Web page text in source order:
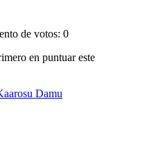
de votos: 0
en puntuar este
Damu